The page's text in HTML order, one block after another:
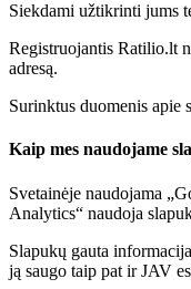
Siekdami užtikrinti jums
Registruojantis Ratilio.lt
adresą.
Surinktus duomenis apie
Kaip mes naudojame
Svetainėje naudojama
Analytics“ naudoja
Slapukų gauta
ją saugo taip pat ir JAV